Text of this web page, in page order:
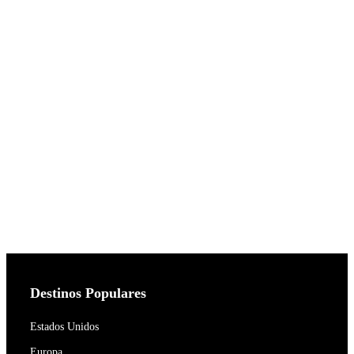
Destinos Populares
Estados Unidos